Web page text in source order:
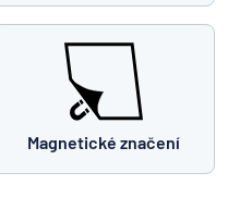
Magnetické značení